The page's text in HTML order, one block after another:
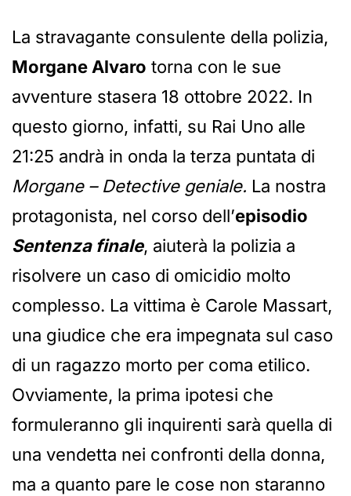
La stravagante consulente della polizia,
Morgane Alvaro torna con le sue
avventure stasera 18 ottobre 2022. In
questo giorno, infatti, su Rai Uno alle
21:25 andrà in onda la terza puntata di
Morgane – Detective geniale. La nostra
protagonista, nel corso dell’episodio
Sentenza finale, aiuterà la polizia a
risolvere un caso di omicidio molto
complesso. La vittima è Carole Massart,
una giudice che era impegnata sul caso
di un ragazzo morto per coma etilico.
Ovviamente, la prima ipotesi che
formuleranno gli inquirenti sarà quella di
una vendetta nei confronti della donna,
ma a quanto pare le cose non staranno